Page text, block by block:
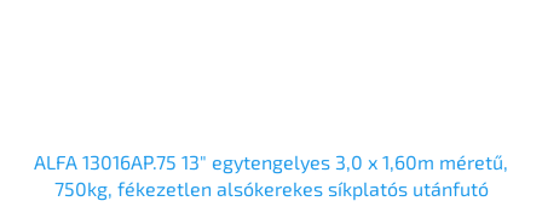
ALFA 13016AP.75 13" egytengelyes 3,0 x 1,60m méretű,
750kg, fékezetlen alsókerekes síkplatós utánfutó